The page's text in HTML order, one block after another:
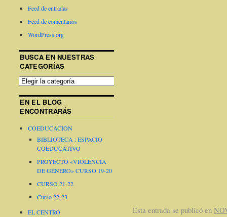
Esta entrada se publicó en
Feed de entradas
Feed de comentarios
WordPress.org
BUSCA EN NUESTRAS
CATEGORÍAS
EN EL BLOG
ENCONTRARÁS
COEDUCACIÓN
BIBLIOTECA : ESPACIO
COEDUCATIVO
PROYECTO «VIOLENCIA
DE GÉNERO» CURSO 19-20
CURSO 21-22
Curso 22-23
EL CENTRO